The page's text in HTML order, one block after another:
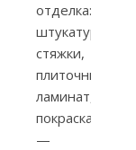
отделка:
штукатурка,
стяжки,
плиточные,
ламинат,
покраска.
—